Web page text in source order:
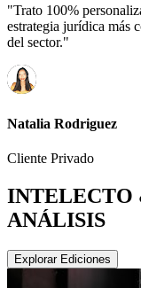
"Trato 100%
estrategia jurídica más
del sector."
Natalia Rodriguez
Cliente Privado
INTELECTO
ANÁLISIS
Explorar Ediciones